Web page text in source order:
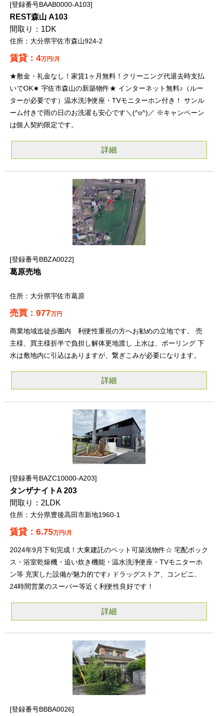
登録番号BAAB0000-A103
REST森山 A103
1DK
大分県宇佐市森山924-2
4万円/月
★敷金・礼金なし！家賃1ヶ月無料！クリーニング代退去時支払
いでOK★ 宇佐市森山の新築物件★ インターネット無料♪（ルー
ターが必要です）温水洗浄便座・TVモニターホン付き！ サンル
ーム付きで雨の日のお洗濯も安心です＼(^o^)／ ※キャンペーン
は個人契約限定です。
詳細
登録番号BBZA0022
葛原売地
大分県宇佐市葛原
977万円
商業地域迄徒歩圏内 利便性重視の方へお勧めの立地です。 売
主様、買主様折半で負担し解体更地渡し 上水は、ボーリング 下
水は敷地内に引込はありますが、繋ぎこみが必要になります。
詳細
登録番号BAZC10000-A203
タンザナイトA 203
2LDK
大分県豊後高田市新地1960-1
6.75万円/月
2024年9月下旬完成！大東建託のペット可築浅物件☆ 宅配ボック
ス・浴室乾燥機・追い炊き機能・温水洗浄便座・TVモニターホ
ン等 充実した設備が魅力的です♪ ドラッグストア、コンビニ、
24時間営業のスーパー等近く利便性良好です！
詳細
登録番号BBBA0026